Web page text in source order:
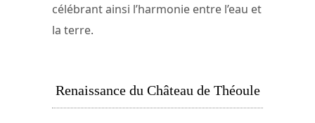
célébrant ainsi l’harmonie entre l’eau et
la terre.
Renaissance du Château de Théoule